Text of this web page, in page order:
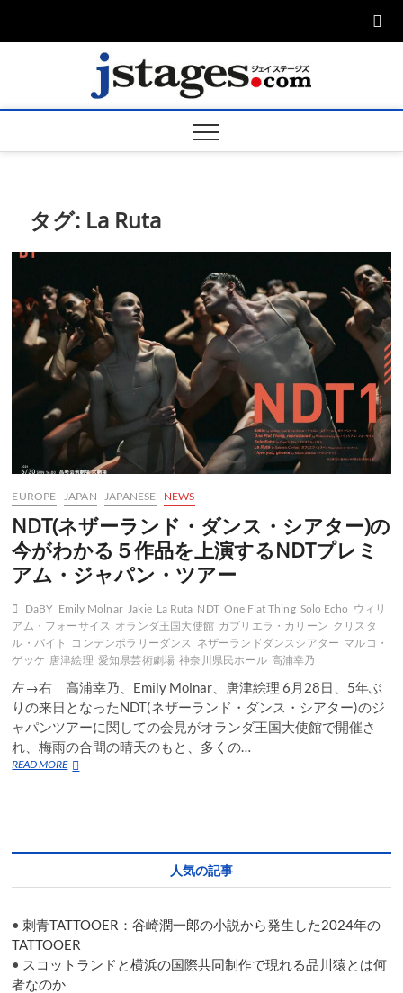
ージ
タグ: La Ruta
EUROPE JAPAN JAPANESE NEWS
NDT(ネザーランド・ダンス・シアター)の
今がわかる５作品を上演するNDTプレミ
アム・ジャパン・ツアー
DaBY Emily Molnar Jakie La Ruta NDT One Flat Thing Solo Echo ウィリ
アム・フォーサイス オランダ王国大使館 ガブリエラ・カリーン クリスタ
ル・パイト
コンテンポラリーダンス ネザーランドダンスシアター マルコ・
ゲッケ 唐津絵理 愛知県芸術劇場 神奈川県民ホール 高浦幸乃
左→右 高浦幸乃、Emily Molnar、唐津絵理 6月28日、5年ぶ
りの来日となったNDT(ネザーランド・ダンス・シアター)のジ
ャパンツアーに関しての会見がオランダ王国大使館で開催さ
れ、梅雨の合間の晴天のもと、多くの…
READ MORENDT(ネ
ス・
ア
タ
ー)
の
人気の記事
•刺青TATTOOER：谷崎潤一郎の小説から発生した2024年の
TATTOOER
• スコットランドと横浜の国際共同制作で現れる品川猿とは何
者なのか